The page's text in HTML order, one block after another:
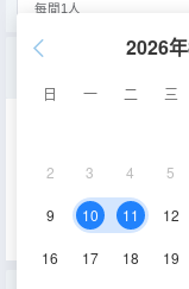
2026
日 一 二 三
2 3 4 5
9 10 11 12
16 17 18 19